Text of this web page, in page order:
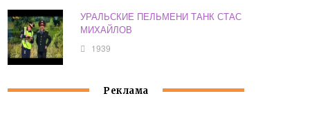
УРАЛЬСКИЕ ПЕЛЬМЕНИ ТАНК СТАС
МИХАЙЛОВ
1939
Реклама